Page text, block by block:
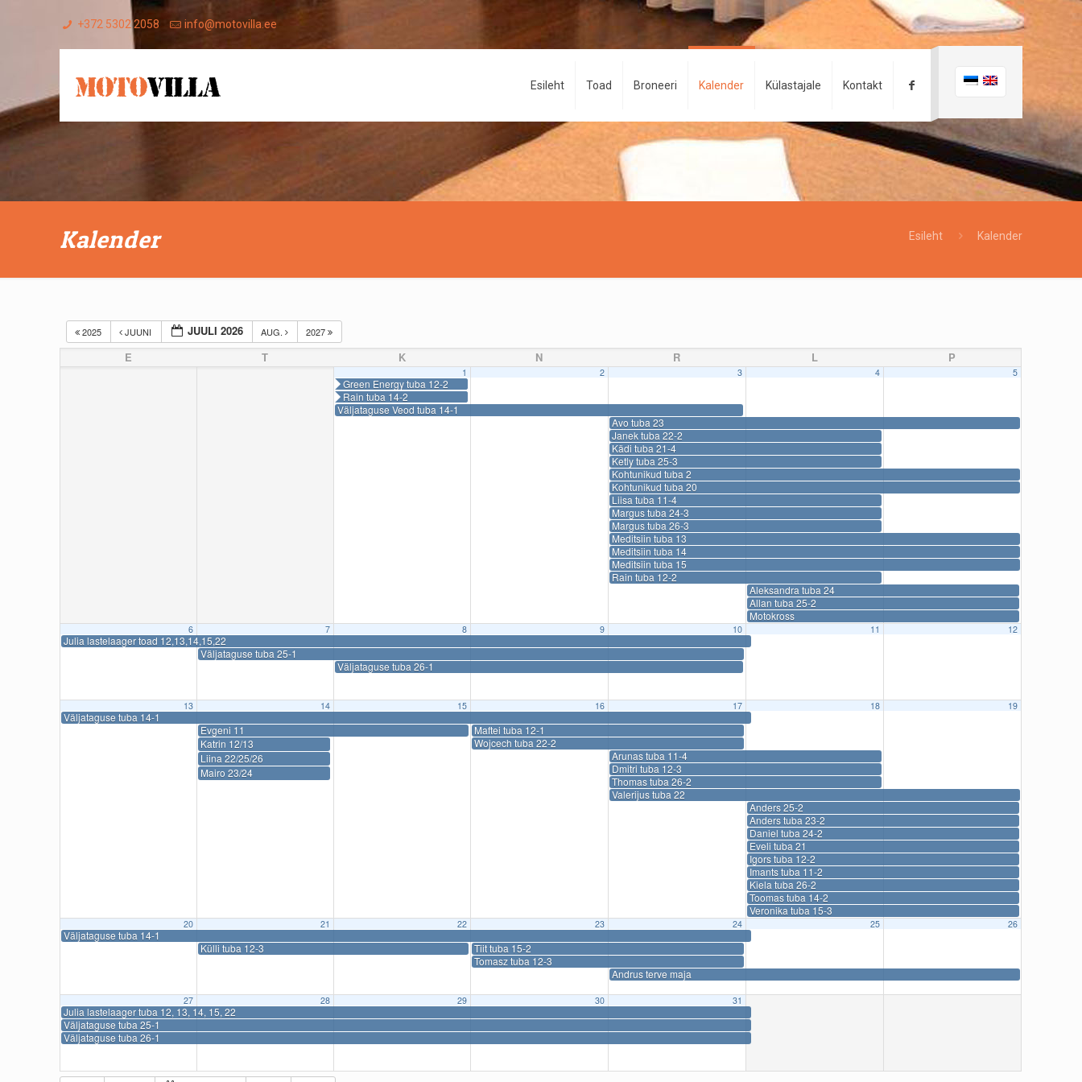
+372 5302 2058 info@motovilla.ee
Esileht Toad Broneeri Kalender Külastajale Kontakt
Kalender Esileht Kalender
2025 JUUNI JUULI 2026 AUG. 2027
E T K N R L P
1
Green Energy tuba 12-2
Rain tuba 14-2
Väljataguse Veod tuba 14-1
2 3
Avo tuba 23
Janek tuba 22-2
Kädi tuba 21-4
Ketly tuba 25-3
Kohtunikud tuba 2
Kohtunikud tuba 20
Liisa tuba 11-4
Margus tuba 24-3
Margus tuba 26-3
Meditsiin tuba 13
Meditsiin tuba 14
Meditsiin tuba 15
Rain tuba 12-2
4
Aleksandra tuba 24
Allan tuba 25-2
Motokross
5
6
Julia lastelaager toad 12,13,14,15,22
7
Väljataguse tuba 25-1
8
Väljataguse tuba 26-1
9 10 11 12
13
Väljataguse tuba 14-1
14
Evgeni 11
Katrin 12/13
Liina 22/25/26
Mairo 23/24
15 16
Maftei tuba 12-1
Wojcech tuba 22-2
17
Arunas tuba 11-4
Dmitri tuba 12-3
Thomas tuba 26-2
Valerijus tuba 22
18
Anders 25-2
Anders tuba 23-2
Daniel tuba 24-2
Eveli tuba 21
Igors tuba 12-2
Imants tuba 11-2
Kiela tuba 26-2
Toomas tuba 14-2
Veronika tuba 15-3
19
20
Väljataguse tuba 14-1
21
Külli tuba 12-3
22 23
Tiit tuba 15-2
Tomasz tuba 12-3
24
Andrus terve maja
25 26
27
Julia lastelaager tuba 12, 13, 14, 15, 22
Väljataguse tuba 25-1
Väljataguse tuba 26-1
28 29 30 31